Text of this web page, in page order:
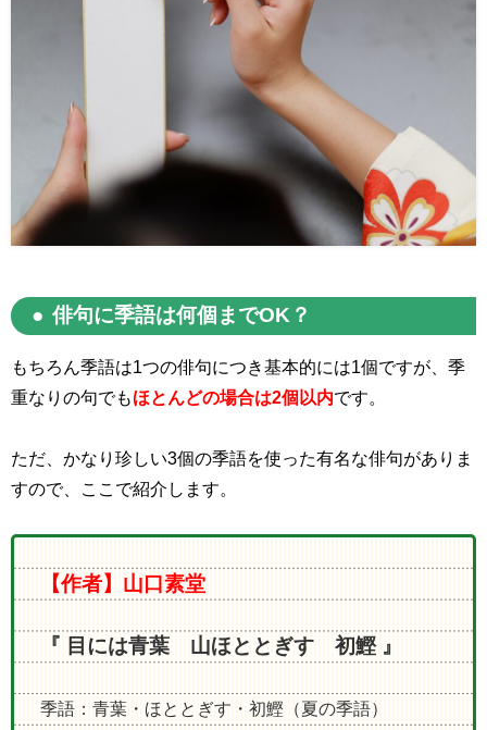
俳句に季語は何個までOK ？
もちろん季語は1つの俳句につき基本的には1個ですが、季
重なりの句でもほとんどの場合は2個以内です。
ただ、かなり珍しい3個の季語を使った有名な俳句がありま
すので、ここで紹介します。
【作者】山口素堂
『 目には青葉 山ほととぎす 初鰹 』
季語：青葉・ほととぎす・初鰹（夏の季語）